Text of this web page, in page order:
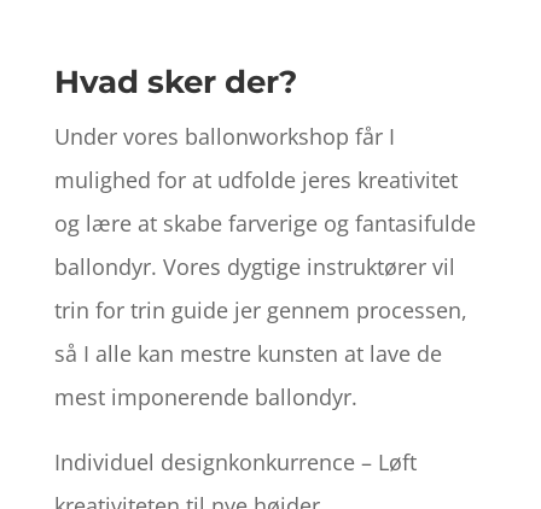
Hvad sker der?
Under vores ballonworkshop får I
mulighed for at udfolde jeres kreativitet
og lære at skabe farverige og fantasifulde
ballondyr. Vores dygtige instruktører vil
trin for trin guide jer gennem processen,
så I alle kan mestre kunsten at lave de
mest imponerende ballondyr.
Individuel designkonkurrence – Løft